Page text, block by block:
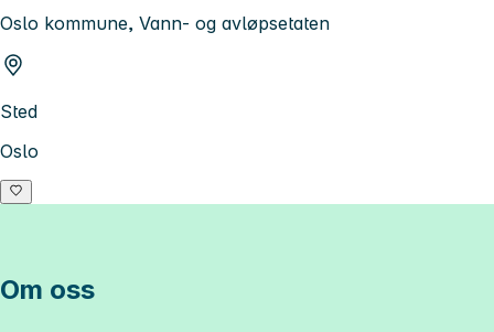
Oslo kommune, Vann- og avløpsetaten
Sted
Oslo
Om oss